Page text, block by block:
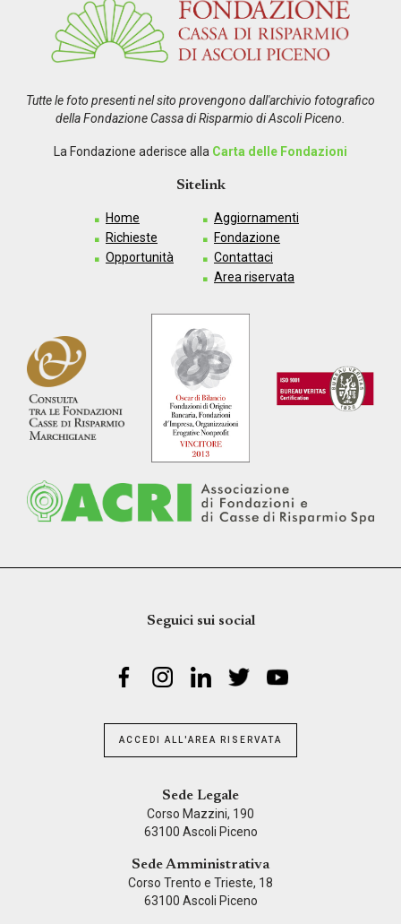
Tutte le foto presenti nel sito provengono dall'archivio fotografico
della Fondazione Cassa di Risparmio di Ascoli Piceno.
La Fondazione aderisce alla Carta delle Fondazioni
Sitelink
Home
Richieste
Opportunità
Aggiornamenti
Fondazione
Contattaci
Area riservata
Seguici sui social
ACCEDI ALL'AREA RISERVATA
Sede Legale
Corso Mazzini, 190
63100 Ascoli Piceno
Sede Amministrativa
Corso Trento e Trieste, 18
63100 Ascoli Piceno